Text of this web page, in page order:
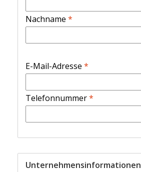
Nachname *
E-Mail-Adresse *
Telefonnummer*
Unternehmensinformationen